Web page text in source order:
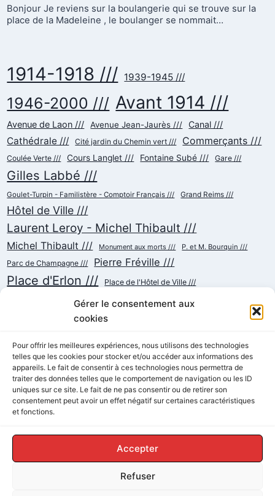
Gérer le consentement aux
cookies
Pour offrir les meilleures expériences, nous utilisons des technologies
telles que les cookies pour stocker et/ou accéder aux informations des
appareils. Le fait de consentir à ces technologies nous permettra de
traiter des données telles que le comportement de navigation ou les ID
uniques sur ce site. Le fait de ne pas consentir ou de retirer son
consentement peut avoir un effet négatif sur certaines caractéristiques
et fonctions.
Accepter
Refuser
Bonjour Je reviens sur la boulangerie qui se trouve sur la
place de la Madeleine , le boulanger se nommait…
1914-1918 /// 1939-1945 ///
1946-2000 /// Avant 1914 ///
Avenue de Laon /// Avenue Jean-Jaurès /// Canal ///
Cathédrale /// Cité jardin du Chemin vert /// Commerçants ///
Coulée Verte /// Cours Langlet /// Fontaine Subé /// Gare ///
Gilles Labbé ///
Goulet-Turpin - Familistère - Comptoir Français /// Grand Reims ///
Hôtel de Ville ///
Laurent Leroy - Michel Thibault ///
Michel Thibault /// Monument aux morts /// P. et M. Bourquin ///
Parc de Champagne /// Pierre Fréville ///
Place d'Erlon /// Place de l'Hôtel de Ville ///
Place de la République /// Place du Cardinal Luçon ///
Place du Forum/des Marchés ///
Rue Buirette /// Rue Carnot /// Rue Chanzy /// Rue Colbert ///
Rue Cérès /// Rue de l'Etape /// Rue de Mars /// Rue de Talleyrand ///
Rue de Vesle /// Rue Thiers /// Succursalisme /// Tramway ///
École ///